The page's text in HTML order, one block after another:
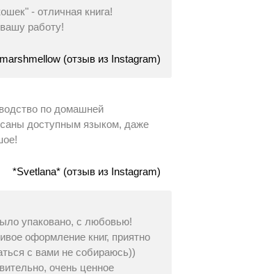
- отличная книга!
работу!
(отзыв из Instagram)
по домашней
доступным языком, даже
*Svetlana* (отзыв из Instagram)
упаковано, с любовью!
оформление книг, приятно
с вами не собираюсь))
очень ценное